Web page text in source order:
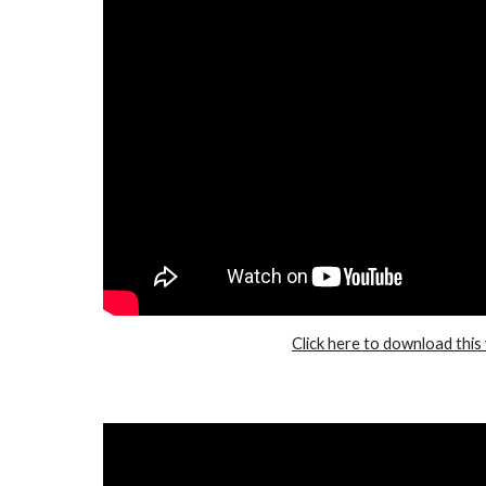
Click here to download this